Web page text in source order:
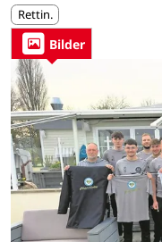
Rettin.
Bilder